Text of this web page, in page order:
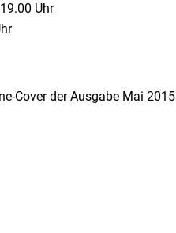
Uhr
Cover der Ausgabe Mai 2015